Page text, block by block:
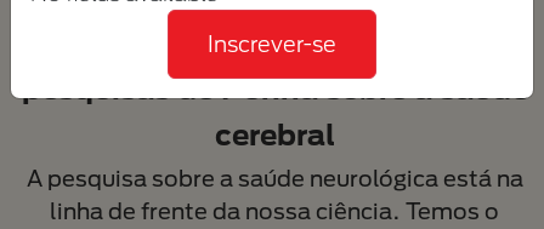
Tenha acesso a resumos de
pesquisas de Purina sobre a saúde
cerebral
A pesquisa sobre a saúde neurológica está na
linha de frente da nossa ciência. Temos o
Inscrever-se